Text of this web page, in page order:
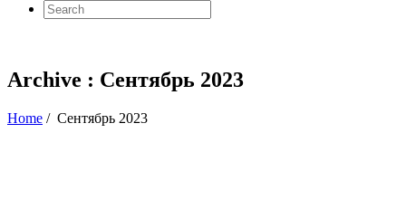
Archive : Сентябрь 2023
Home / Сентябрь 2023